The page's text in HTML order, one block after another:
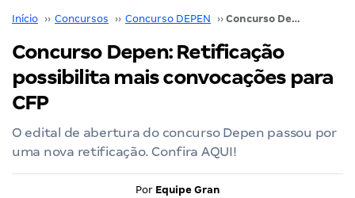
Início ›› Concursos ›› Concurso DEPEN ›› Concurso Depen: Retificação possibilita mais convocações para CFP
Concurso Depen: Retificação
possibilita mais convocações para
CFP
O edital de abertura do concurso Depen passou por
uma nova retificação. Confira AQUI!
Por Equipe Gran